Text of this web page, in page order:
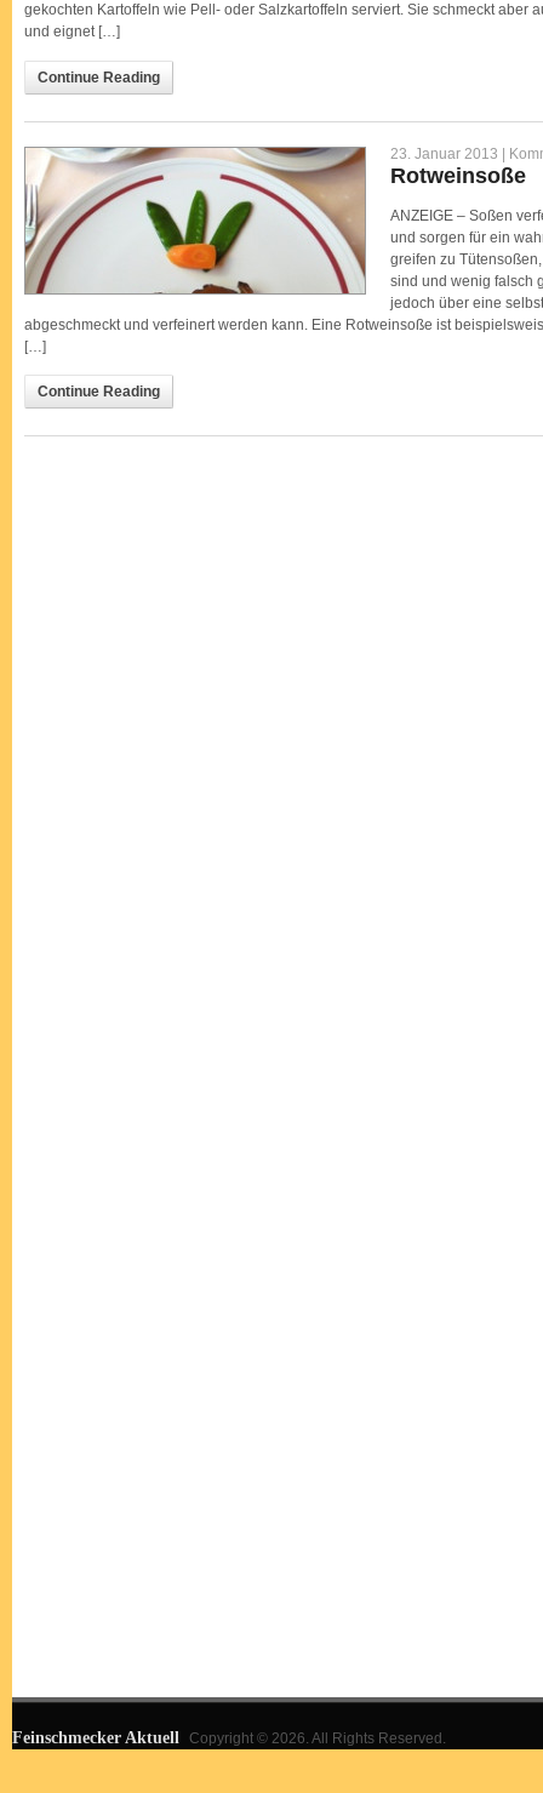
gekochten Kartoffeln wie Pell- oder Salzkartoffeln serviert. Sie schmeckt aber
und eignet […]
Continue Reading
23. Januar 2013 |
Rotweinsoße
ANZEIGE – Soßen
und sorgen für ein
greifen zu
sind und wenig falsch
jedoch über eine
abgeschmeckt und verfeinert werden kann. Eine Rotweinsoße ist
[…]
Continue Reading
Feinschmecker Aktuell Copyright © 2026. All Rights Reserved.